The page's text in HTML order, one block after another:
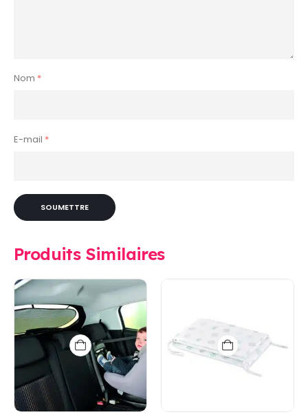
Nom *
E-mail *
Produits Similaires